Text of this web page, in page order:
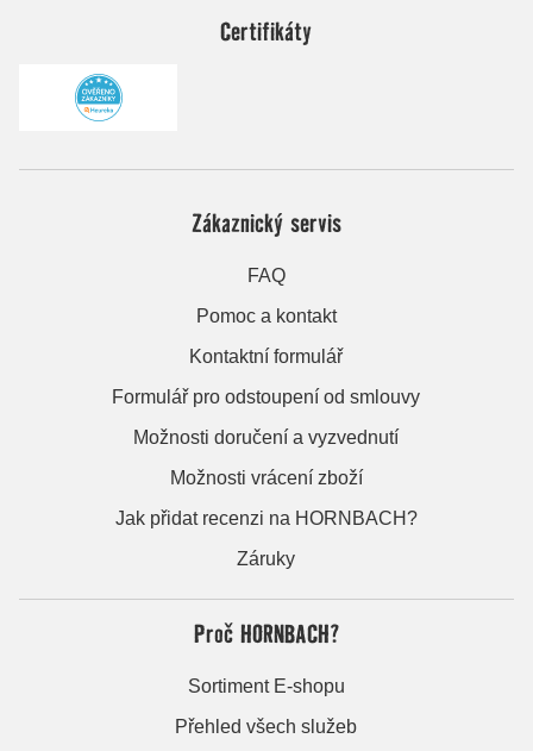
Certifikáty
Zákaznický servis
FAQ
Pomoc a kontakt
Kontaktní formulář
Formulář pro odstoupení od smlouvy
Možnosti doručení a vyzvednutí
Možnosti vrácení zboží
Jak přidat recenzi na HORNBACH?
Záruky
Proč HORNBACH?
Sortiment E-shopu
Přehled všech služeb